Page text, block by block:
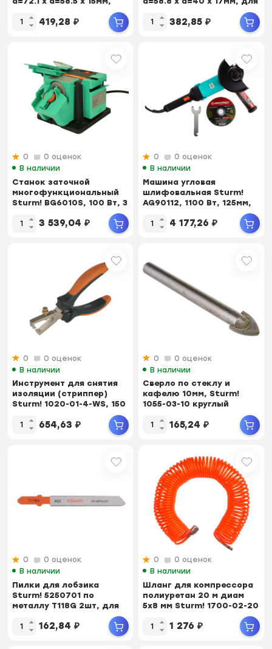
419,28 ₽ 382,85 ₽
0
0 оценок
В наличии
Станок заточной
многофункциональный
Sturm! BG6010S, 100 Вт, 3
3 539,04 ₽
0
0 оценок
В наличии
Машина угловая
шлифовальная Sturm!
AG90112, 1100 Вт, 125мм,
ПОВЫШ ПЫЛЕЗАЩ, уд...
4 177,26 ₽
0
0 оценок
В наличии
Инструмент для снятия
изоляции (стриппер)
Sturm! 1020-01-4-WS, 150
654,63 ₽
0
0 оценок
В наличии
Сверло по стеклу и
кафелю 10мм, Sturm!
1055-03-10 круглый
165,24 ₽
0
0 оценок
В наличии
Пилки для лобзика
Sturm! 5250701 по
металлу T118G 2шт, для
162,84 ₽
0
0 оценок
В наличии
Шланг для компрессора
полиуретан 20 м диам
5x8 мм Sturm! 1700-02-20
1 276 ₽